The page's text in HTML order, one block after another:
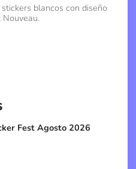
blancos con diseño
Fest Agosto 2026